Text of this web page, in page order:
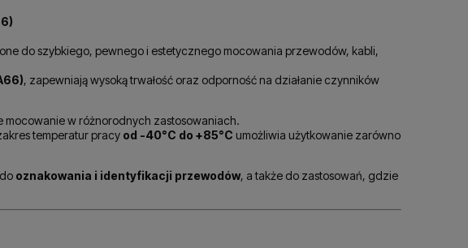
do szybkiego, pewnego i estetycznego mocowania przewodów, kabli,
, zapewniają wysoką trwałość oraz odporność na działanie czynników
mocowanie w różnorodnych zastosowaniach.
temperatur pracy od -40°C do +85°C umożliwia użytkowanie zarówno
oznakowania i identyfikacji przewodów, a także do zastosowań, gdzie